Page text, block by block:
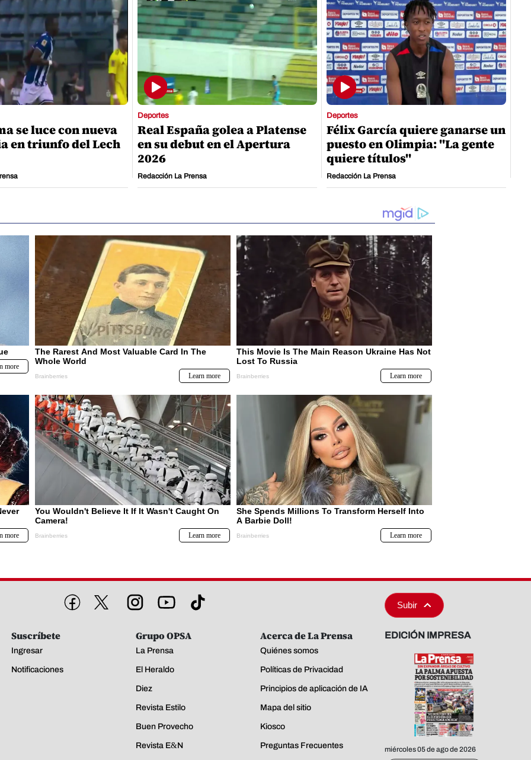
se luce con nueva
en triunfo del Lech
Deportes
Real España golea a Platense
en su debut en el Apertura
2026
Redacción La Prensa
Deportes
Félix García quiere ganarse un
puesto en Olimpia: "La gente
quiere títulos"
Redacción La Prensa
Subir
Suscríbete
Ingresar
Notificaciones
Grupo OPSA
La Prensa
El Heraldo
Diez
Revista Estilo
Buen Provecho
Revista E&N
Acerca de La Prensa
Quiénes somos
Políticas de Privacidad
Principios de aplicación de IA
Mapa del sitio
Kiosco
Preguntas Frecuentes
EDICIÓN IMPRESA
miércoles 05 de ago de 2026